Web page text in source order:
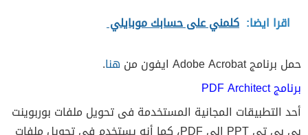
اقرا ايضا: كلمني على حسابك موبايلي
حمل برنامج Adobe Acrobat ايفون من
هنا.
برنامج PDF Architect
أحد التطبيقات المجانية المستخدمة فى تحويل ملفات بوربوينت